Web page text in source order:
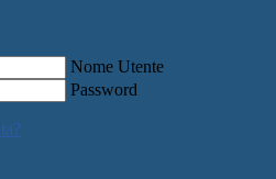
Nome Utente
Password